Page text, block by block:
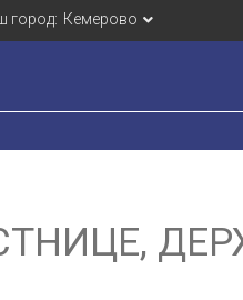
город: Кемерово